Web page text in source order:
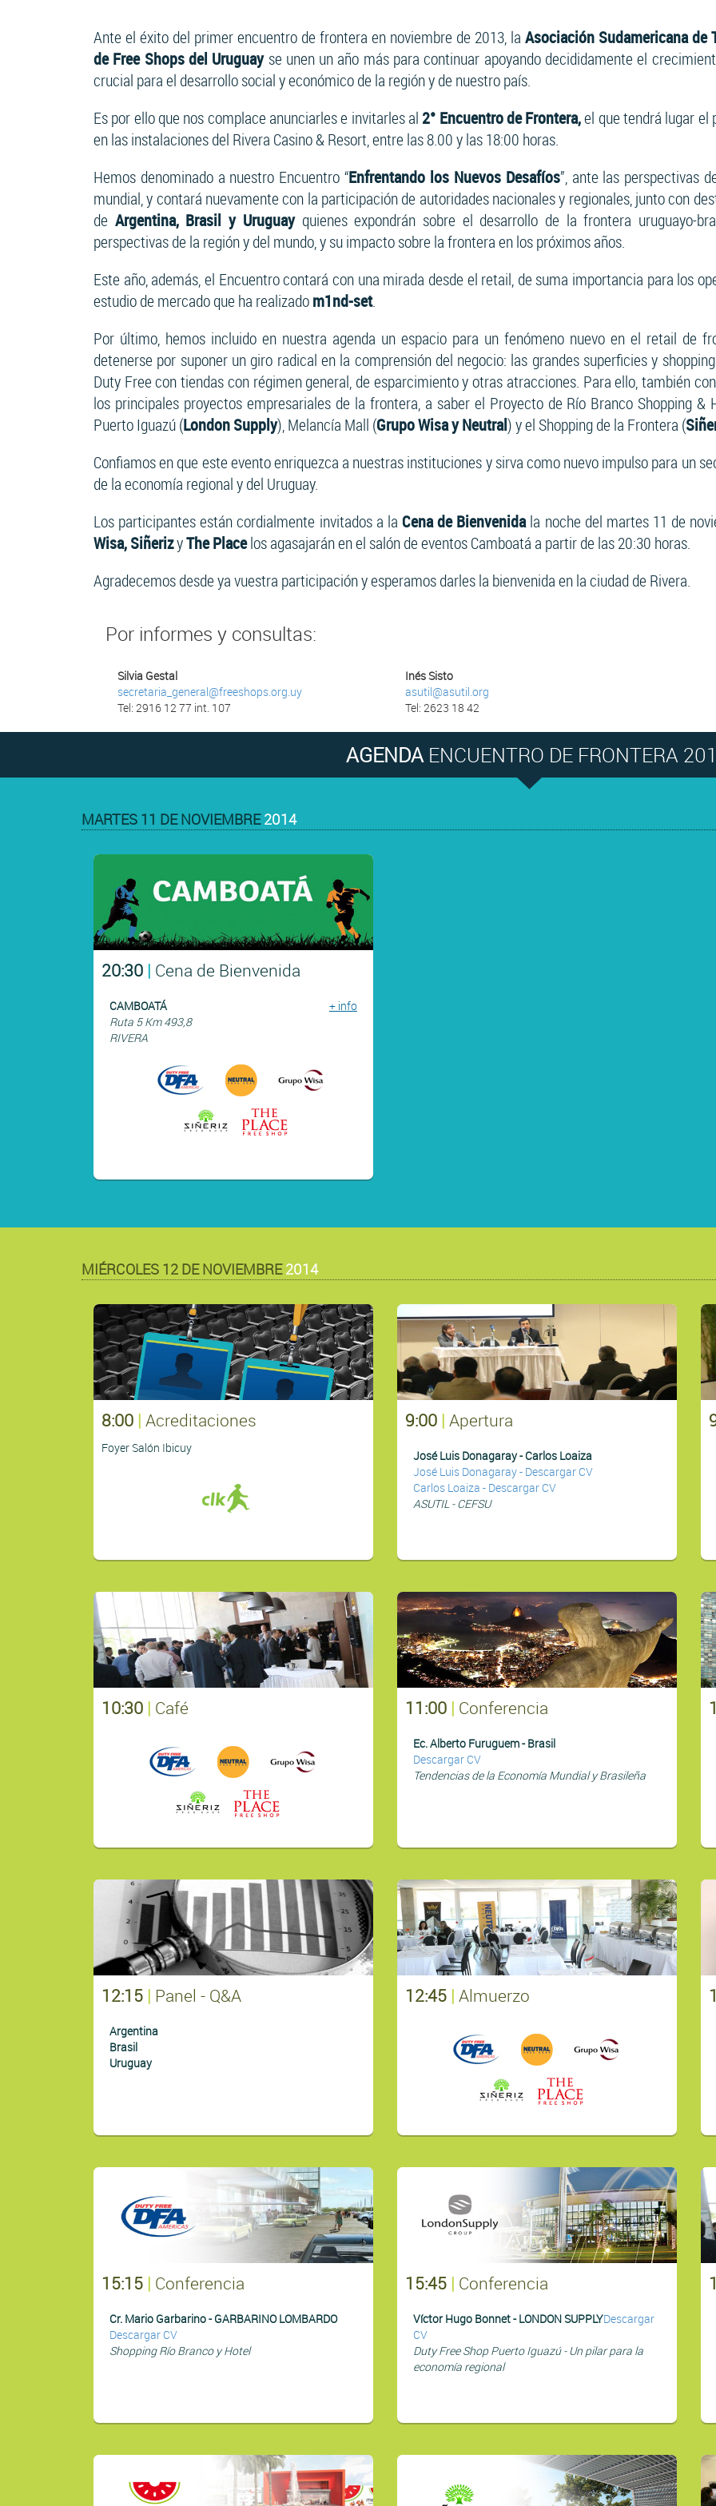
Ante el éxito del primer encuentro de frontera en noviembre de 2013, la Asociación Sudamericana de
de Free Shops del Uruguayse unen un año más para continuar apoyando decididamente el
crucial para el desarrollo social y económico de la región y de nuestro país.
Es por ello que nos complace anunciarles e invitarles al 2° Encuentro de Frontera,el que tendrá lugar
en las instalaciones del Rivera Casino & Resort, entre las 8.00 y las 18:00 horas.
Hemos denominado a nuestro Encuentro “Enfrentando los Nuevos Desafíos”, ante las perspectivas
mundial, y contará nuevamente con la participación de autoridades nacionales y regionales, junto con
de Argentina, Brasil y Uruguayquienes expondrán sobre el desarrollo de la frontera uruguayo-
perspectivas de la región y del mundo, y su impacto sobre la frontera en los próximos años.
Este año, además, el Encuentro contará con una mirada desde el retail, de suma importancia para los
estudio de mercado que ha realizadom1nd-set.
Por último, hemos incluido en nuestra agenda un espacio para un fenómeno nuevo en el retail de
detenerse por suponer un giro radical en la comprensión del negocio: las grandes superficies y
Duty Free con tiendas con régimen general, de esparcimiento y otras atracciones. Para ello, también
los principales proyectos empresariales de la frontera, a saber el Proyecto de Río Branco Shopping &
Puerto Iguazú (London Supply), Melancía Mall (Grupo Wisa y Neutral) y el Shopping de la Frontera (
Confiamos en que este evento enriquezca a nuestras instituciones y sirva como nuevo impulso para un
de la economía regional y del Uruguay.
Los participantes están cordialmente invitados a la Cena de Bienvenidala noche del martes 11 de
Wisa, SiñerizyThe Placelos agasajarán en el salón de eventos Camboatá a partir de las 20:30 horas.
Agradecemos desde ya vuestra participación y esperamos darles la bienvenida en la ciudad de Rivera.
Por informes y consultas:
Silvia Gestal
secretaria_general@freeshops.org.uy
Tel: 2916 12 77 int. 107
Inés Sisto
asutil@asutil.org
Tel: 2623 18 42
AGENDAENCUENTRO DE FRONTERA
MARTES 11 DE NOVIEMBRE2014
20:30 | Cena de Bienvenida
CAMBOATÁ
+ info
Ruta 5 Km 493,8
RIVERA
MIÉRCOLES 12 DE NOVIEMBRE2014
8:00 | Acreditaciones
Foyer Salón Ibicuy
9:00 | Apertura
José Luis Donagaray - Carlos Loaiza
José Luis Donagaray - Descargar CV
Carlos Loaiza - Descargar CV
ASUTIL - CEFSU
10:30 | Café 11:00 | Conferencia
Ec. Alberto Furuguem - Brasil
Descargar CV
Tendencias de la Economía Mundial y Brasileña
12:15 | Panel - Q&A
Argentina
Brasil
Uruguay
12:45 | Almuerzo
15:15 | Conferencia
Cr. Mario Garbarino - GARBARINO LOMBARDO
Descargar CV
Shopping Río Branco y Hotel
15:45 | Conferencia
Víctor Hugo Bonnet - LONDON SUPPLYDescargar
CV
Duty Free Shop Puerto Iguazú - Un pilar para la
economía regional